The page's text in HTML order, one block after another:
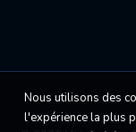
Nous utilisons des
l'expérience la plus